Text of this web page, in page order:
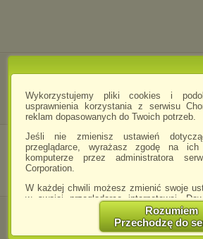
Wykorzystujemy pliki cookies i
usprawnienia korzystania z serwisu
reklam dopasowanych do Twoich potrzeb.
Jeśli nie zmienisz ustawień
przeglądarce, wyrażasz zgodę na
komputerze przez administratora
Corporation.
W każdej chwili możesz zmienić swoje
w swojej przeglądarce internetowej.
http://chomikuj.pl/
Jednocześnie informujemy że zmiana
Rozumiem
Przechodzę do